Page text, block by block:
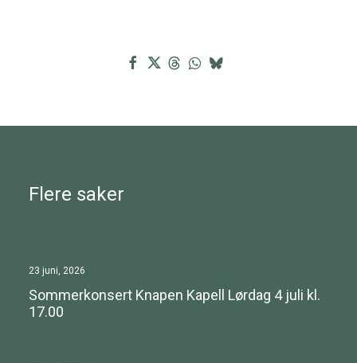
Flere saker
23 juni, 2026
Sommerkonsert Knapen Kapell Lørdag 4 juli kl.
17.00